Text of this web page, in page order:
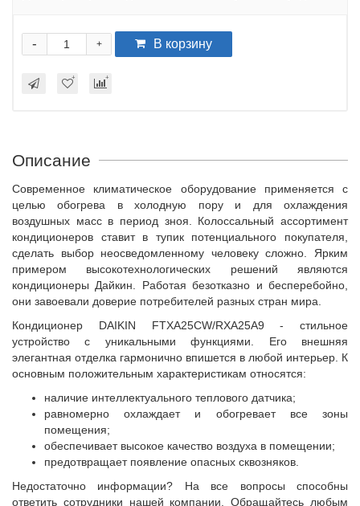
+
- В корзину
Описание
Современное климатическое оборудование применяется с
целью обогрева в холодную пору и для охлаждения
воздушных масс в период зноя. Колоссальный ассортимент
кондиционеров ставит в тупик потенциального покупателя,
сделать выбор неосведомленному человеку сложно. Ярким
примером высокотехнологических решений являются
кондиционеры Дайкин. Работая безотказно и бесперебойно,
они завоевали доверие потребителей разных стран мира.
Кондиционер DAIKIN FTXA25CW/RXA25A9 - стильное
устройство с уникальными функциями. Его внешняя
элегантная отделка гармонично впишется в любой интерьер. К
основным положительным характеристикам относятся:
наличие интеллектуального теплового датчика;
равномерно охлаждает и обогревает все зоны
помещения;
обеспечивает высокое качество воздуха в помещении;
предотвращает появление опасных сквозняков.
Недостаточно информации? На все вопросы способны
ответить сотрудники нашей компании. Обращайтесь любым